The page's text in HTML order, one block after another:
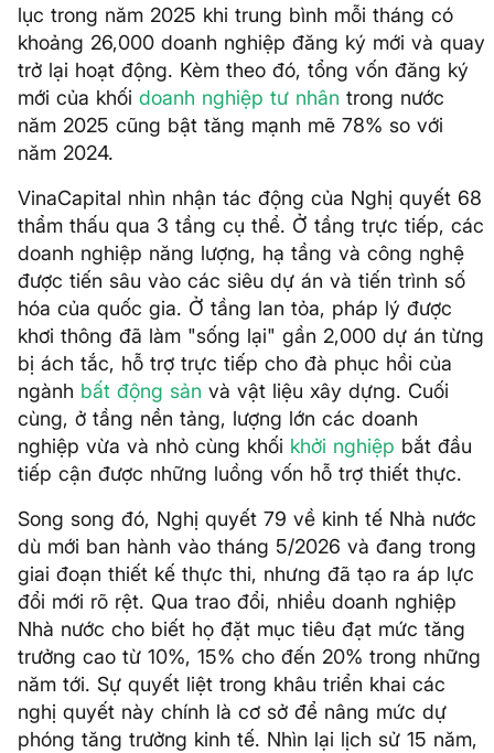
lục trong năm 2025 khi trung bình mỗi tháng có
khoảng 26,000 doanh nghiệp đăng ký mới và quay
trở lại hoạt động. Kèm theo đó, tổng vốn đăng ký
mới của khối doanh nghiệp tư nhân trong nước
năm 2025 cũng bật tăng mạnh mẽ 78% so với
năm 2024.
VinaCapital nhìn nhận tác động của Nghị quyết 68
thẩm thấu qua 3 tầng cụ thể. Ở tầng trực tiếp, các
doanh nghiệp năng lượng, hạ tầng và công nghệ
được tiến sâu vào các siêu dự án và tiến trình số
hóa của quốc gia. Ở tầng lan tỏa, pháp lý được
khơi thông đã làm "sống lại" gần 2,000 dự án từng
bị ách tắc, hỗ trợ trực tiếp cho đà phục hồi của
ngành bất động sản và vật liệu xây dựng. Cuối
cùng, ở tầng nền tảng, lượng lớn các doanh
nghiệp vừa và nhỏ cùng khối khởi nghiệp bắt đầu
tiếp cận được những luồng vốn hỗ trợ thiết thực.
Song song đó, Nghị quyết 79 về kinh tế Nhà nước
dù mới ban hành vào tháng 5/2026 và đang trong
giai đoạn thiết kế thực thi, nhưng đã tạo ra áp lực
đổi mới rõ rệt. Qua trao đổi, nhiều doanh nghiệp
Nhà nước cho biết họ đặt mục tiêu đạt mức tăng
trưởng cao từ 10%, 15% cho đến 20% trong những
năm tới. Sự quyết liệt trong khâu triển khai các
nghị quyết này chính là cơ sở để nâng mức dự
phóng tăng trưởng kinh tế. Nhìn lại lịch sử 15 năm,